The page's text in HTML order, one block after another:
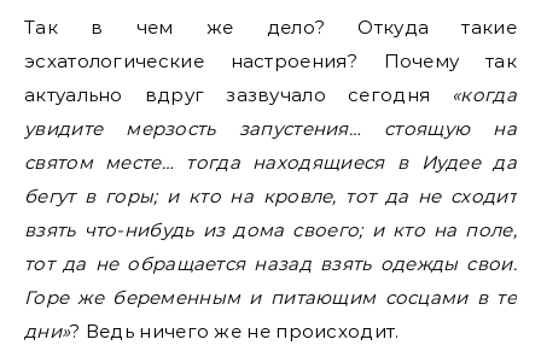
Так в чем же дело? Откуда такие
эсхатологические настроения? Почему так
актуально вдруг зазвучало сегодня «когда
увидите мерзость запустения… стоящую на
святом месте… тогда находящиеся в Иудее да
бегут в горы; и кто на кровле, тот да не сходит
взять что-нибудь из дома своего; и кто на поле,
тот да не обращается назад взять одежды свои.
Горе же беременным и питающим сосцами в те
дни»? Ведь ничего же не происходит.